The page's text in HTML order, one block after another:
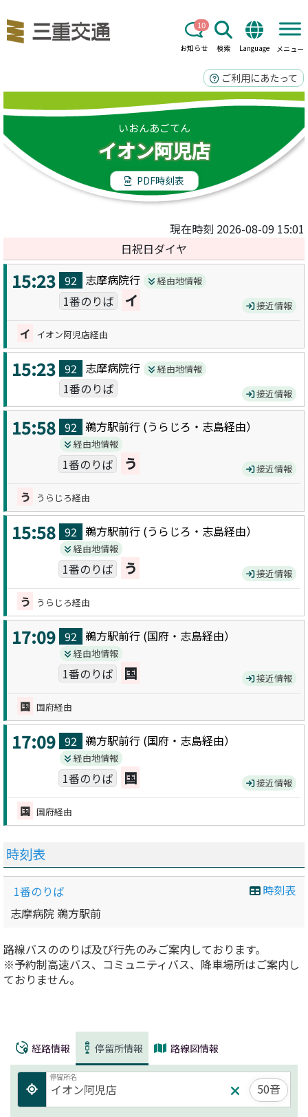
お知らせ
10
検索 Language メニュー
ご利用にあたって
いおんあごてん
イオン阿児店
PDF時刻表
現在時刻 2026-08-09 15:01
日祝日ダイヤ
15:23 92 志摩病院行 経由地情報
1番のりば イ 接近情報
イ イオン阿児店経由
15:23 92 志摩病院行 経由地情報
1番のりば 接近情報
15:58 92 鵜方駅前行 (うらじろ・志島経由）
経由地情報
1番のりば う 接近情報
う うらじろ経由
15:58 92 鵜方駅前行 (うらじろ・志島経由）
経由地情報
1番のりば う 接近情報
う うらじろ経由
17:09 92 鵜方駅前行 (国府・志島経由）
経由地情報
1番のりば 国 接近情報
国 国府経由
17:09 92 鵜方駅前行 (国府・志島経由）
経由地情報
1番のりば 国 接近情報
国 国府経由
時刻表
時刻表
1番のりば
志摩病院 鵜方駅前
路線バスののりば及び行先のみご案内しております。
※予約制高速バス、コミュニティバス、降車場所はご案内し
ておりません。
経路情報 停留所情報 路線図情報
停留所名
50音